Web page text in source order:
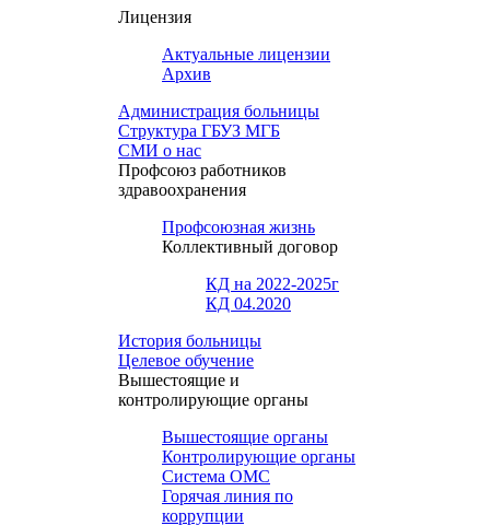
Лицензия
Актуальные лицензии
Архив
Администрация больницы
Структура ГБУЗ МГБ
СМИ о нас
Профсоюз работников
здравоохранения
Профсоюзная жизнь
Коллективный договор
КД на 2022-2025г
КД 04.2020
История больницы
Целевое обучение
Вышестоящие и
контролирующие органы
Вышестоящие органы
Контролирующие органы
Система ОМС
Горячая линия по
коррупции